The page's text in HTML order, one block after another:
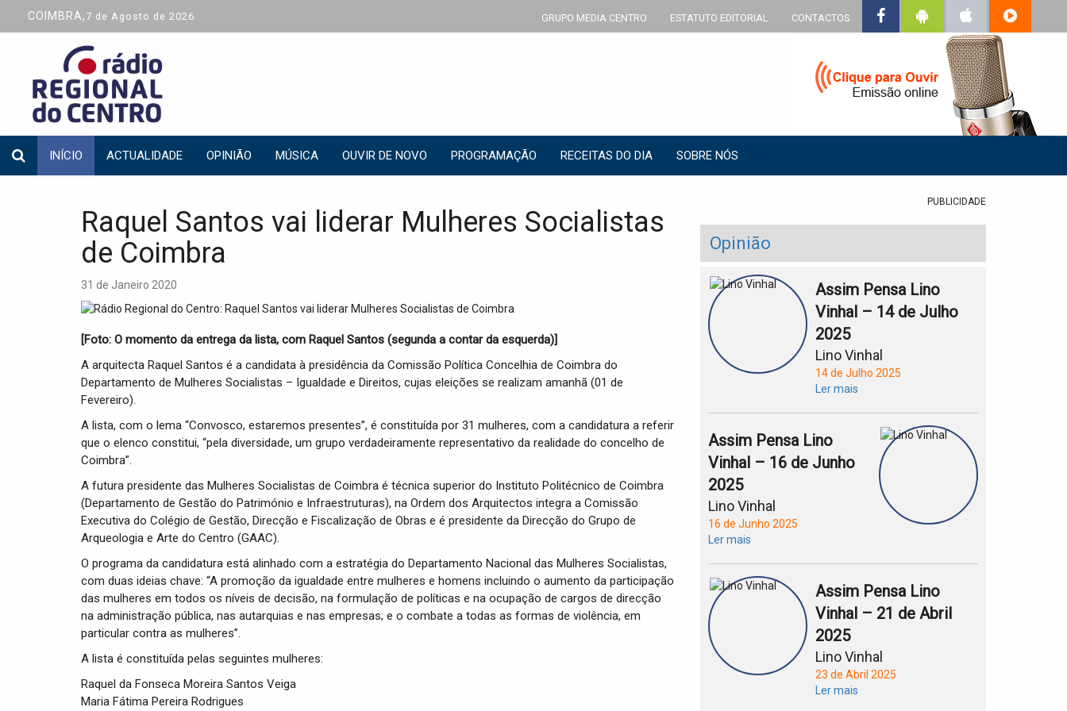
COIMBRA, 7 de Agosto de 2026 GRUPO MEDIA CENTRO ESTATUTO EDITORIAL CONTACTOS
INÍCIO ACTUALIDADE OPINIÃO MÚSICA OUVIR DE NOVO PROGRAMAÇÃO RECEITAS DO DIA SOBRE NÓS
Raquel Santos vai liderar Mulheres Socialistas
de Coimbra
31 de Janeiro 2020
[Foto: O momento da entrega da lista, com Raquel Santos (segunda a contar da esquerda)]
A arquitecta Raquel Santos é a candidata à presidência da Comissão Política Concelhia de Coimbra do
Departamento de Mulheres Socialistas – Igualdade e Direitos, cujas eleições se realizam amanhã (01 de
Fevereiro).
A lista, com o lema “Convosco, estaremos presentes”, é constituída por 31 mulheres, com a candidatura a referir
que o elenco constitui, “pela diversidade, um grupo verdadeiramente representativo da realidade do concelho de
Coimbra”.
A futura presidente das Mulheres Socialistas de Coimbra é técnica superior do Instituto Politécnico de Coimbra
(Departamento de Gestão do Património e Infraestruturas), na Ordem dos Arquitectos integra a Comissão
Executiva do Colégio de Gestão, Direcção e Fiscalização de Obras e é presidente da Direcção do Grupo de
Arqueologia e Arte do Centro (GAAC).
O programa da candidatura está alinhado com a estratégia do Departamento Nacional das Mulheres Socialistas,
com duas ideias chave: “A promoção da igualdade entre mulheres e homens incluindo o aumento da participação
das mulheres em todos os níveis de decisão, na formulação de políticas e na ocupação de cargos de direcção
na administração pública, nas autarquias e nas empresas; e o combate a todas as formas de violência, em
particular contra as mulheres”.
A lista é constituída pelas seguintes mulheres:
Raquel da Fonseca Moreira Santos Veiga
Maria Fátima Pereira Rodrigues
PUBLICIDADE
Opinião
Assim Pensa Lino
Vinhal – 14 de Julho
2025
Lino Vinhal
14 de Julho 2025
Ler mais
Assim Pensa Lino
Vinhal – 16 de Junho
2025
Lino Vinhal
16 de Junho 2025
Ler mais
Assim Pensa Lino
Vinhal – 21 de Abril
2025
Lino Vinhal
23 de Abril 2025
Ler mais